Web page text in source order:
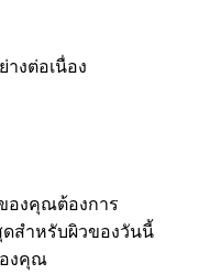
างต่อเนื่อง
องคุณต้องการ
สำหรับผิวของวันนี้
องคุณ